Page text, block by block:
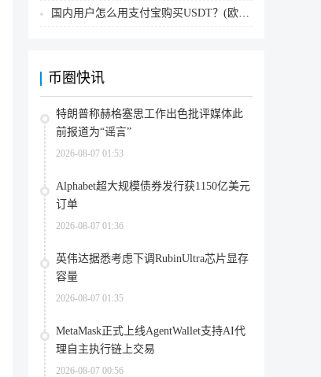
国内用户怎么用支付宝购买USDT？(欧易交易所为例)
币圈快讯
特朗普称赫格塞思工作出色批评媒体此
前报道为“谣言”
2026-08-07 01:53
Alphabet超大规模债券发行获1150亿美元
订单
2026-08-07 01:36
英伟达据悉考虑下调RubinUltra芯片显存
容量
2026-08-07 01:35
MetaMask正式上线AgentWallet支持AI代
理自主执行链上交易
2026-08-07 00:56